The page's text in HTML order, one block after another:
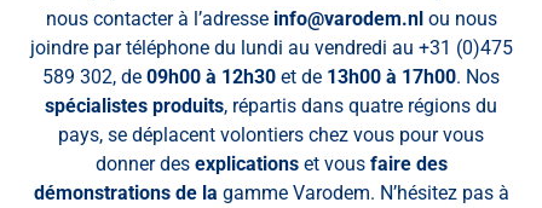
nous contacter à l’adresse info@varodem.nlou nous
joindre par téléphone du lundi au vendredi au +31 (0)475
589 302, de 09h00 à 12h30 et de 13h00 à 17h00. Nos
spécialistes produits, répartis dans quatre régions du
pays, se déplacent volontiers chez vous pour vous
donner des explicationset vous faire des
démonstrations de la gamme Varodem. N’hésitez pas à